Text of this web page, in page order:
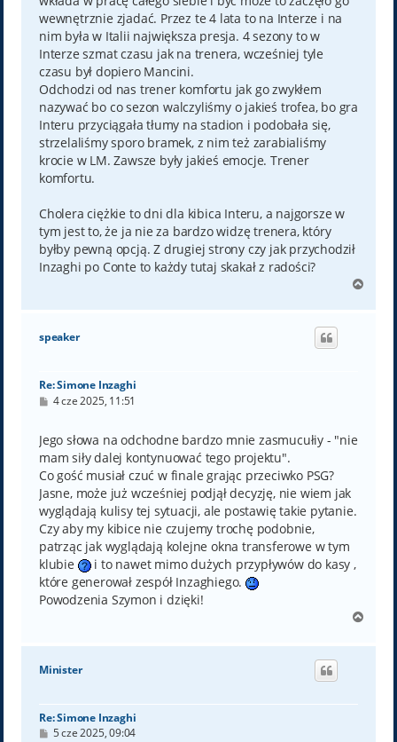
wewnętrznie zjadać. Przez te 4 lata to na Interze i na
nim była w Italii największa presja. 4 sezony to w
Interze szmat czasu jak na trenera, wcześniej tyle
czasu był dopiero Mancini.
Odchodzi od nas trener komfortu jak go zwykłem
nazywać bo co sezon walczyliśmy o jakieś trofea, bo gra
Interu przyciągała tłumy na stadion i podobała się,
strzelaliśmy sporo bramek, z nim też zarabialiśmy
krocie w LM. Zawsze były jakieś emocje. Trener
komfortu.
Cholera ciężkie to dni dla kibica Interu, a najgorsze w
tym jest to, że ja nie za bardzo widzę trenera, który
byłby pewną opcją. Z drugiej strony czy jak przychodził
Inzaghi po Conte to każdy tutaj skakał z radości?
g
speaker
Re: Simone Inzaghi
P
t
4 cze 2025, 11:51
Jego słowa na odchodne bardzo mnie zasmucułiy - "nie
mam siły dalej kontynuować tego projektu".
Co gość musiał czuć w finale grając przeciwko PSG?
Jasne, może już wcześniej podjął decyzję, nie wiem jak
wyglądają kulisy tej sytuacji, ale postawię takie pytanie.
Czy aby my kibice nie czujemy trochę podobnie,
patrząc jak wyglądają kolejne okna transferowe w tym
klubie
i to nawet mimo dużych przypływów do kasy ,
które generował zespół Inzaghiego.
Powodzenia Szymon i dzięki!
g
Minister
Re: Simone Inzaghi
P5 cze 2025, 09:04